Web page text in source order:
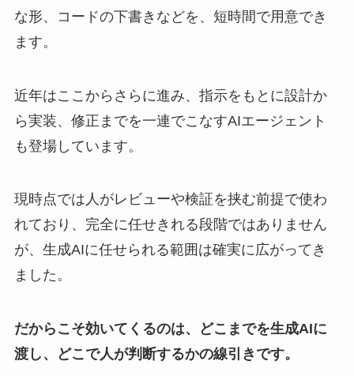
な形、コードの下書きなどを、短時間で用意でき
ます。
近年はここからさらに進み、指示をもとに設計か
ら実装、修正までを一連でこなすAIエージェント
も登場しています。
現時点では人がレビューや検証を挟む前提で使わ
れており、完全に任せきれる段階ではありません
が、生成AIに任せられる範囲は確実に広がってき
ました。
だからこそ効いてくるのは、どこまでを生成AIに
渡し、どこで人が判断するかの線引きです。